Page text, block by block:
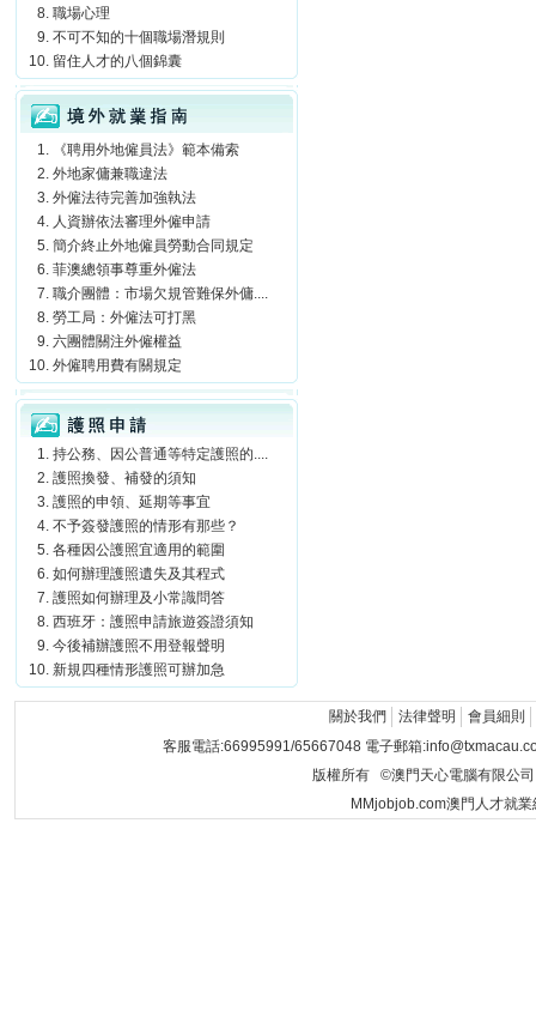
職場心理
不可不知的十個職場潛規則
留住人才的八個錦囊
境外就業指南
《聘用外地僱員法》範本備索
外地家傭兼職違法
外僱法待完善加強執法
人資辦依法審理外僱申請
簡介終止外地僱員勞動合同規定
菲澳總領事尊重外僱法
職介團體：市場欠規管難保外傭....
勞工局：外僱法可打黑
六團體關注外僱權益
外僱聘用費有關規定
護照申請
持公務、因公普通等特定護照的....
護照換發、補發的須知
護照的申領、延期等事宜
不予簽發護照的情形有那些？
各種因公護照宜適用的範圍
如何辦理護照遺失及其程式
護照如何辦理及小常識問答
西班牙：護照申請旅遊簽證須知
今後補辦護照不用登報聲明
新規四種情形護照可辦加急
關於我們 法律聲明
會員細則
客服電話:66995991/65667048 電子郵箱
版權所有 ©澳門天心電腦有限公
MMjobjob.com澳門人才就